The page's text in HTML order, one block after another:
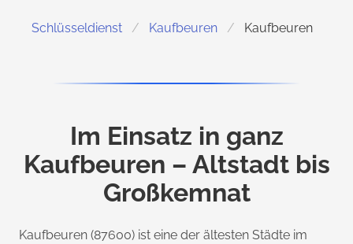
Schlüsseldienst Kaufbeuren Kaufbeuren
Im Einsatz in ganz
Kaufbeuren – Altstadt bis
Großkemnat
Kaufbeuren (87600) ist eine der ältesten Städte im